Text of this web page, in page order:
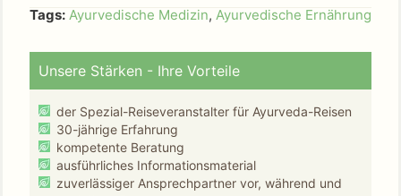
Tags: Ayurvedische Medizin, Ayurvedische Ernährung
Unsere Stärken - Ihre Vorteile
der Spezial-Reiseveranstalter für Ayurveda-Reisen
30-jährige Erfahrung
kompetente Beratung
ausführliches Informationsmaterial
zuverlässiger Ansprechpartner vor, während und